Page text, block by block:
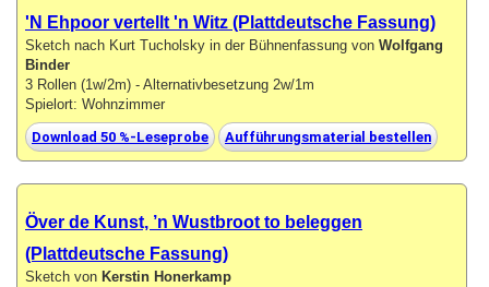
'N Ehpoor vertellt 'n Witz (Plattdeutsche Fassung)
Sketch nach Kurt Tucholsky in der Bühnenfassung von Wolfgang
Binder
3 Rollen (1w/2m) - Alternativbesetzung 2w/1m
Spielort: Wohnzimmer
Download 50 %-Leseprobe
Aufführungsmaterial bestellen
Över de Kunst, ’n Wustbroot to beleggen
(Plattdeutsche Fassung)
Sketch von Kerstin Honerkamp